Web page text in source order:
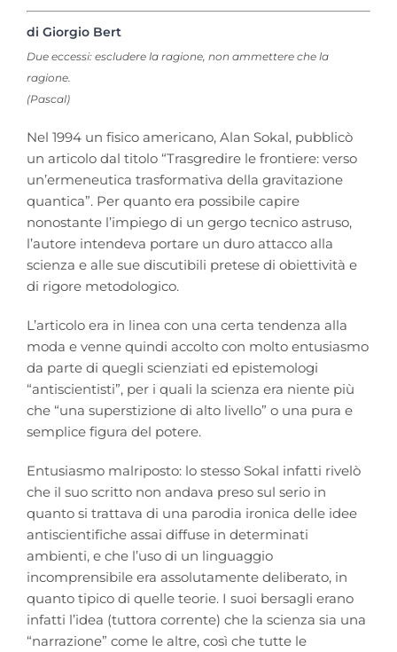
di Giorgio Bert
Due eccessi: escludere la ragione, non ammettere che la
ragione.
(Pascal)
Nel 1994 un fisico americano, Alan Sokal, pubblicò
un articolo dal titolo “Trasgredire le frontiere: verso
un’ermeneutica trasformativa della gravitazione
quantica”. Per quanto era possibile capire
nonostante l’impiego di un gergo tecnico astruso,
l’autore intendeva portare un duro attacco alla
scienza e alle sue discutibili pretese di obiettività e
di rigore metodologico.
L’articolo era in linea con una certa tendenza alla
moda e venne quindi accolto con molto entusiasmo
da parte di quegli scienziati ed epistemologi
“antiscientisti”, per i quali la scienza era niente più
che “una superstizione di alto livello” o una pura e
semplice figura del potere.
Entusiasmo malriposto: lo stesso Sokal infatti rivelò
che il suo scritto non andava preso sul serio in
quanto si trattava di una parodia ironica delle idee
antiscientifiche assai diffuse in determinati
ambienti, e che l’uso di un linguaggio
incomprensibile era assolutamente deliberato, in
quanto tipico di quelle teorie. I suoi bersagli erano
infatti l’idea (tuttora corrente) che la scienza sia una
“narrazione” come le altre, così che tutte le